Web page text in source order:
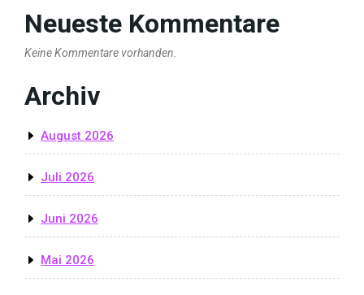
Neueste Kommentare
Keine Kommentare vorhanden.
Archiv
August 2026
Juli 2026
Juni 2026
Mai 2026